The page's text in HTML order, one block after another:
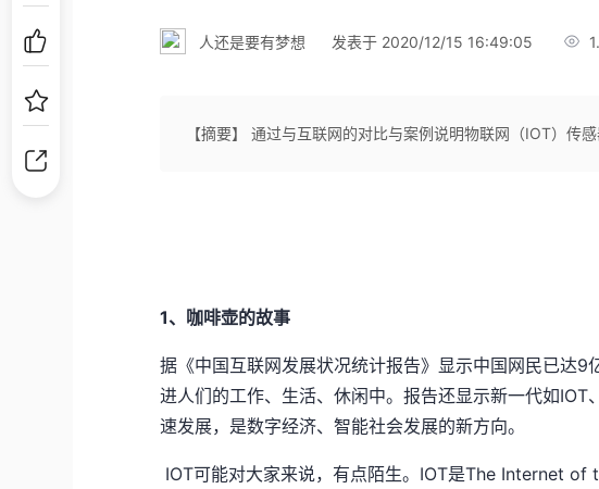
人还是要有梦想 发表于 2020/12/15 16:49:05
【摘要】 通过与互联网的对比与案例说明物联网（IOT）传
1、咖啡壶的故事
据《中国互联网发展状况统计报告》显示中国网民已达9
进人们的工作、生活、休闲中。报告还显示新一代如IOT、
速发展，是数字经济、智能社会发展的新方向。
IOT可能对大家来说，有点陌生。 IOT是The Internet of